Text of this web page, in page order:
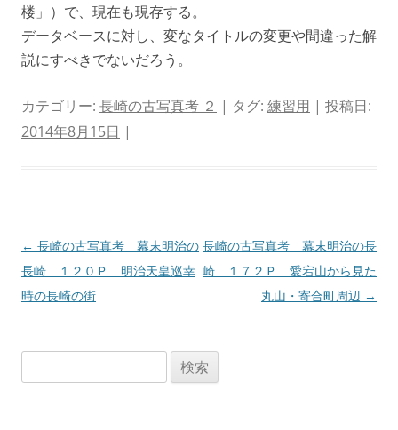
楼」）で、現在も現存する。
データベースに対し、変なタイトルの変更や間違った解
説にすべきでないだろう。
カテゴリー: 長崎の古写真考 ２ | タグ: 練習用 | 投稿日:
2014年8月15日 |
投
稿
ナ
← 長崎の古写真考 幕末明治の
長崎 １２０Ｐ 明治天皇巡幸
時の長崎の街
長崎の古写真考 幕末明治の長
崎 １７２Ｐ 愛宕山から見た
丸山・寄合町周辺 →
索: